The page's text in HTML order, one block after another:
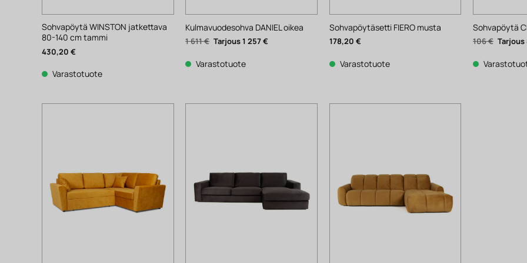
Sohvapöytä WINSTON jatkettava
80-140 cm tammi
430,20 €
Varastotuote
Kulmavuodesohva DANIEL oikea
1 611€ Alkuperäinen
hinta
1
611 €.
1 257€
Varastotuote
Sohvapöytäsetti FIERO musta
178,20 €
Varastotuote
Sohvapöytä
106€
hinta
106 €.